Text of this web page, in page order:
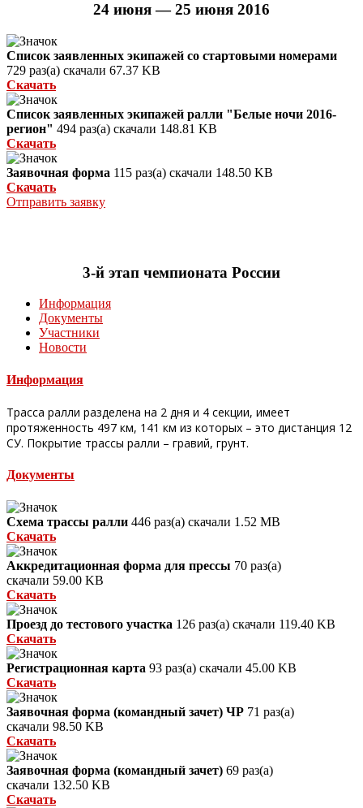
24 июня — 25 июня 2016
Список заявленных экипажей со стартовыми номерами
729 раз(а) скачали 67.37 KB
Скачать
Список заявленных экипажей ралли "Белые ночи 2016-
регион" 494 раз(а) скачали 148.81 KB
Скачать
Заявочная форма 115 раз(а) скачали 148.50 KB
Скачать
Отправить заявку
3-й этап чемпионата России
Информация
Документы
Участники
Новости
Информация
Трасса ралли разделена на 2 дня и 4 секции, имеет
протяженность 497 км, 141 км из которых – это дистанция 12
СУ. Покрытие трассы ралли – гравий, грунт.
Документы
Схема трассы ралли 446 раз(а) скачали 1.52 MB
Скачать
Аккредитационная форма для прессы 70 раз(а)
скачали 59.00 KB
Скачать
Проезд до тестового участка 126 раз(а) скачали 119.40 KB
Скачать
Регистрационная карта 93 раз(а) скачали 45.00 KB
Скачать
Заявочная форма (командный зачет) ЧР 71 раз(а)
скачали 98.50 KB
Скачать
Заявочная форма (командный зачет) 69 раз(а)
скачали 132.50 KB
Скачать